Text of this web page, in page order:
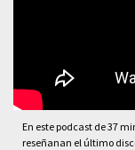
En este podcast de 37
reseñanan el último